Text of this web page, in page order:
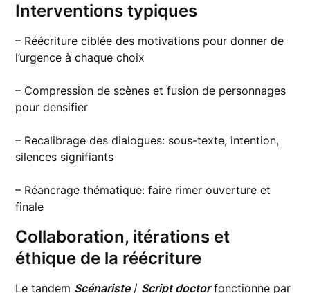
Interventions typiques
– Réécriture ciblée des motivations pour donner de
l’urgence à chaque choix
– Compression de scènes et fusion de personnages
pour densifier
– Recalibrage des dialogues: sous-texte, intention,
silences signifiants
– Réancrage thématique: faire rimer ouverture et
finale
Collaboration, itérations et
éthique de la réécriture
Le tandem Scénariste/ Script doctorfonctionne par